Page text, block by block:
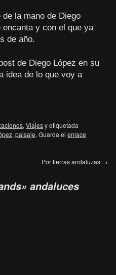
la mano de Diego
encanta y con el que ya
de año.
de Diego López en su
idea de lo que voy a
, Viajesy etiquetada
, paisaje. Guarda el enlace
Por tierras andaluzas →
andaluces